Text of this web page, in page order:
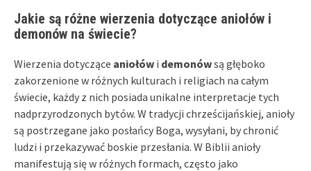
Jakie są różne wierzenia dotyczące aniołów i
demonów na świecie?
Wierzenia dotyczące aniołów i demonówsą głęboko
zakorzenione w różnych kulturach i religiach na całym
świecie, każdy z nich posiada unikalne interpretacje tych
nadprzyrodzonych bytów. W tradycji chrześcijańskiej, anioły
są postrzegane jako posłańcy Boga, wysyłani, by chronić
ludzi i przekazywać boskie przesłania. W Biblii anioły
manifestują się w różnych formach, często jako